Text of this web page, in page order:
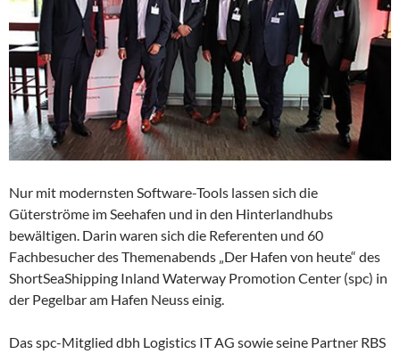
Nur mit modernsten Software-Tools lassen sich die
Güterströme im Seehafen und in den Hinterlandhubs
bewältigen. Darin waren sich die Referenten und 60
Fachbesucher des Themenabends „Der Hafen von heute“ des
ShortSeaShipping Inland Waterway Promotion Center (spc) in
der Pegelbar am Hafen Neuss einig.
Das spc-Mitglied dbh Logistics IT AG sowie seine Partner RBS